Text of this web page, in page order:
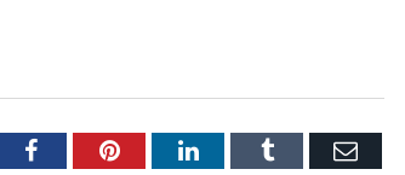
FacebookPinterestLinkedInTumblr Email